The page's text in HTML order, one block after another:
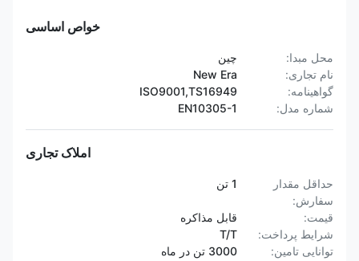
خواص اساسی
محل مبدا:
چین
نام تجاری:
New Era
گواهینامه:
ISO9001,TS16949
شماره مدل:
EN10305-1
املاک تجاری
حداقل مقدار
سفارش:
1 تن
قیمت:
قابل مذاکره
شرایط پرداخت:
T/T
توانایی تامین:
3000 تن در ماه